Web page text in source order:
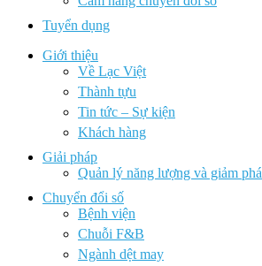
Tuyển dụng
Giới thiệu
Về Lạc Việt
Thành tựu
Tin tức – Sự kiện
Khách hàng
Giải pháp
Quản lý năng lượng và giảm
Chuyển đổi số
Bệnh viện
Chuỗi F&B
Ngành dệt may